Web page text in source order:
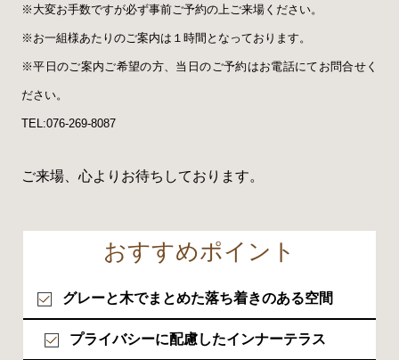
※大変お手数ですが必ず事前ご予約の上ご来場ください。
※お一組様あたりのご案内は１時間となっております。
※平日のご案内ご希望の方、当日のご予約はお電話にてお問合せく
ださい。
TEL:076-269-8087
ご来場、心よりお待ちしております。
おすすめポイント
グレーと木でまとめた落ち着きのある空間
プライバシーに配慮したインナーテラス